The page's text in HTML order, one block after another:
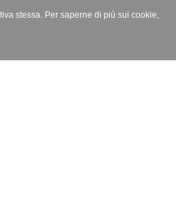
stessa. Per saperne di più sui cookie,